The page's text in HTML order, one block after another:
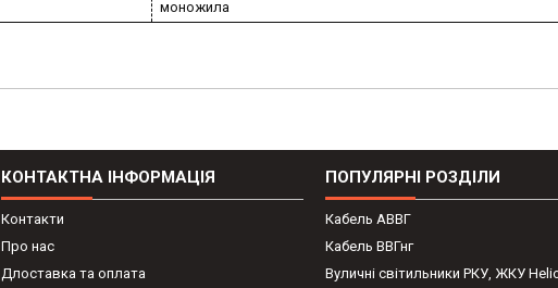
моножила
КОНТАКТНА ІНФОРМАЦІЯ
Контакти
Про нас
Длоставка та оплата
ПОПУЛЯРНІ РОЗДІЛИ
Кабель АВВГ
Кабель ВВГнг
Вуличні світильники РКУ, ЖКУ